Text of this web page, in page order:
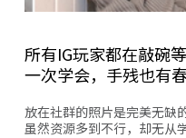
所有IG玩家都在敲碗
一次学会，手残也有
放在社群的照片是完美无缺
虽然资源多到不行，却无